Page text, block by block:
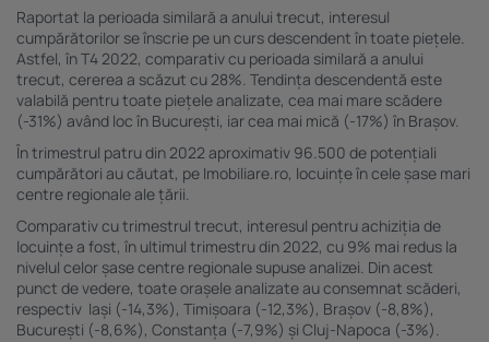
Raportat la perioada similară a anului trecut, interesul
cumpărătorilor se înscrie pe un curs descendent în toate piețele.
Astfel, în T4 2022, comparativ cu perioada similară a anului
trecut, cererea a scăzut cu 28%. Tendința descendentă este
valabilă pentru toate piețele analizate, cea mai mare scădere
(-31%) având loc în București, iar cea mai mică (-17%) în Brașov.
În trimestrul patru din 2022 aproximativ 96.500 de potențiali
cumpărători au căutat, pe Imobiliare.ro, locuințe în cele șase mari
centre regionale ale țării.
Comparativ cu trimestrul trecut, interesul pentru achiziția de
locuințe a fost, în ultimul trimestru din 2022, cu 9% mai redus la
nivelul celor șase centre regionale supuse analizei. Din acest
punct de vedere, toate orașele analizate au consemnat scăderi,
respectiv Iași (-14,3%), Timișoara (-12,3%), Brașov (-8,8%),
București (-8,6%), Constanța (-7,9%) și Cluj-Napoca (-3%).